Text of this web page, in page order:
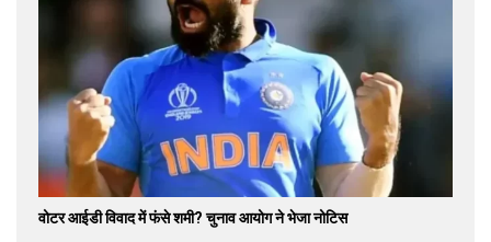
वोटर आईडी विवाद में फंसे शमी? चुनाव आयोग ने भेजा नोटिस